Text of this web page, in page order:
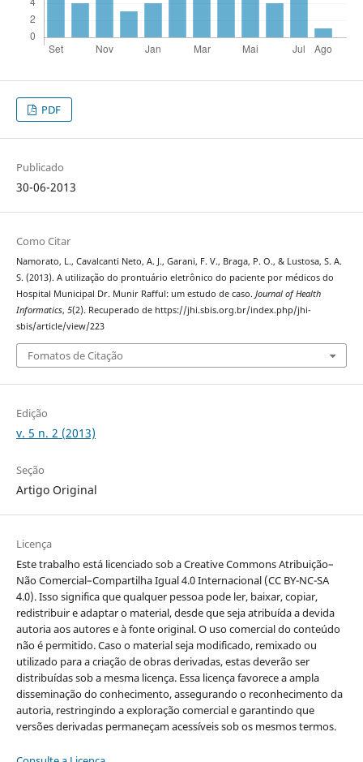
PDF
Publicado
30-06-2013
Como Citar
Namorato, L., Cavalcanti Neto, A. J., Garani, F. V., Braga, P. O., & Lustosa, S. A.
S. (2013). A utilização do prontuário eletrônico do paciente por médicos do
Hospital Municipal Dr. Munir Rafful: um estudo de caso. Journal of Health
Informatics, 5(2). Recuperado de https://jhi.sbis.org.br/index.php/jhi-
sbis/article/view/223
Fomatos de Citação
Edição
v. 5 n. 2 (2013)
Seção
Artigo Original
Licença
Este trabalho está licenciado sob a Creative Commons Atribuição–
Não Comercial–Compartilha Igual 4.0 Internacional (CC BY-NC-SA
4.0). Isso significa que qualquer pessoa pode ler, baixar, copiar,
redistribuir e adaptar o material, desde que seja atribuída a devida
autoria aos autores e à fonte original. O uso comercial do conteúdo
não é permitido. Caso o material seja modificado, remixado ou
utilizado para a criação de obras derivadas, estas deverão ser
distribuídas sob a mesma licença. Essa licença favorece a ampla
disseminação do conhecimento, assegurando o reconhecimento da
autoria, restringindo a exploração comercial e garantindo que
versões derivadas permaneçam acessíveis sob os mesmos termos.